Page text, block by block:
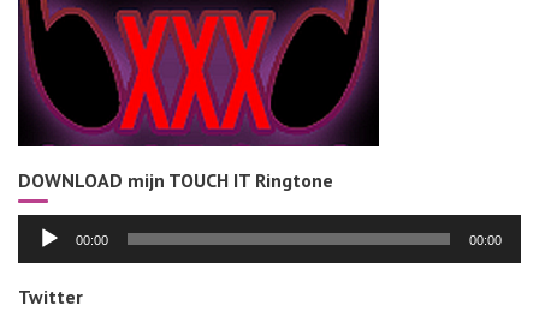
DOWNLOAD mijn TOUCH IT Ringtone
Audiospeler
00:00 00:00
Twitter